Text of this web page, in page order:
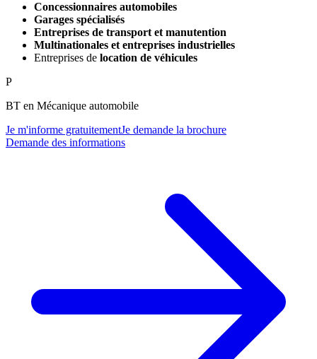
Concessionnaires automobiles
Garages spécialisés
Entreprises de transport et manutention
Multinationales et entreprises industrielles
Entreprises de location de véhicules
P
BT en Mécanique automobile
Je m'informe gratuitementJe demande la brochure
Demande des informations